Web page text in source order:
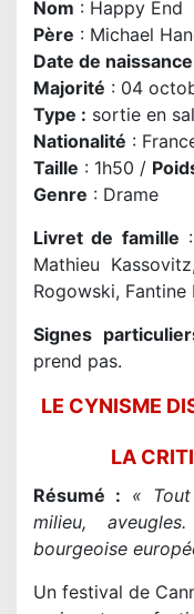
Nom : Happy End
Père : Michael
Date de naissance
Majorité : 04
Type : sortie en
Nationalité :
Taille : 1h50 /
Genre : Drame
Livret de famille
Mathieu
Rogowski,
Signes
prend pas.
LE CYNISME
LA
Résumé : «
milieu,
bourgeoise
Un festival de